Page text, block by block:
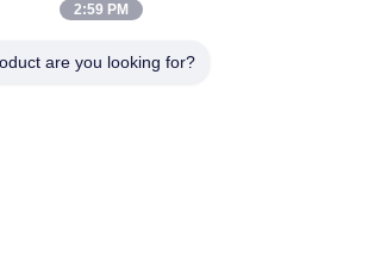
2:59 PM
are you looking for?